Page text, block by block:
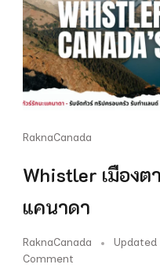
RaknaCanada
Whistler เมืองต
แคนาดา
RaknaCanada Updated
Comment